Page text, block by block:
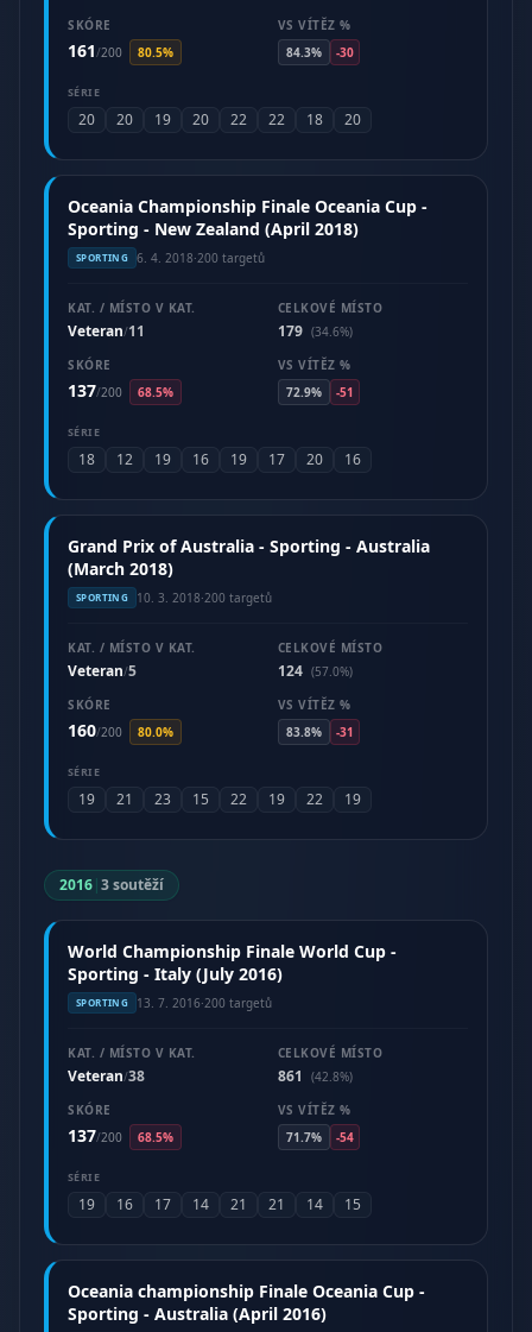
SKÓRE
161/200 80.5%
VS VÍTĚZ %
84.3%
-30
SÉRIE
20 20 19 20 22 22 18 20
Oceania Championship Finale Oceania Cup -
Sporting - New Zealand (April 2018)
SPORTING 6. 4. 2018·200 targetů
KAT. / MÍSTO V KAT.
Veteran/11
CELKOVÉ MÍSTO
179 (34.6%)
SKÓRE
137/200 68.5%
VS VÍTĚZ %
72.9%
-51
SÉRIE
18 12 19 16 19 17 20 16
Grand Prix of Australia - Sporting - Australia
(March 2018)
SPORTING 10. 3. 2018·200 targetů
KAT. / MÍSTO V KAT.
Veteran/5
CELKOVÉ MÍSTO
124 (57.0%)
SKÓRE
160/200 80.0%
VS VÍTĚZ %
83.8%
-31
SÉRIE
19 21 23 15 22 19 22 19
2016|3 soutěží
World Championship Finale World Cup -
Sporting - Italy (July 2016)
SPORTING 13. 7. 2016·200 targetů
KAT. / MÍSTO V KAT.
Veteran/38
CELKOVÉ MÍSTO
861
(42.8%)
SKÓRE
137/200 68.5%
VS VÍTĚZ %
71.7%
-54
SÉRIE
19 16 17 14 21 21 14 15
Oceania championship Finale Oceania Cup -
Sporting - Australia (April 2016)